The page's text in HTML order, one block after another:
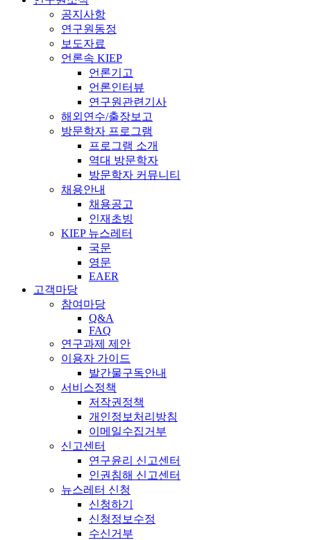
공지사항
연구원동정
보도자료
언론속 KIEP
언론기고
언론인터뷰
연구원관련기사
해외연수/출장보고
방문학자 프로그램
프로그램 소개
역대 방문학자
방문학자 커뮤니티
채용안내
채용공고
인재초빙
KIEP 뉴스레터
국문
영문
EAER
고객마당
참여마당
Q&A
FAQ
연구과제 제안
이용자 가이드
발간물구독안내
서비스정책
저작권정책
개인정보처리방침
이메일수집거부
신고센터
연구윤리 신고센터
인권침해 신고센터
뉴스레터 신청
신청하기
신청정보수정
수신거부